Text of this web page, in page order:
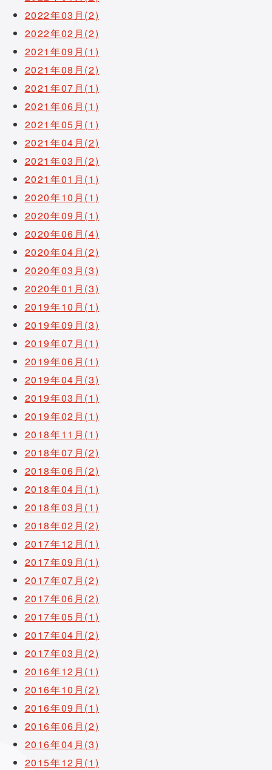
2022年03月(2)
2022年02月(2)
2021年09月(1)
2021年08月(2)
2021年07月(1)
2021年06月(1)
2021年05月(1)
2021年04月(2)
2021年03月(2)
2021年01月(1)
2020年10月(1)
2020年09月(1)
2020年06月(4)
2020年04月(2)
2020年03月(3)
2020年01月(3)
2019年10月(1)
2019年09月(3)
2019年07月(1)
2019年06月(1)
2019年04月(3)
2019年03月(1)
2019年02月(1)
2018年11月(1)
2018年07月(2)
2018年06月(2)
2018年04月(1)
2018年03月(1)
2018年02月(2)
2017年12月(1)
2017年09月(1)
2017年07月(2)
2017年06月(2)
2017年05月(1)
2017年04月(2)
2017年03月(2)
2016年12月(1)
2016年10月(2)
2016年09月(1)
2016年06月(2)
2016年04月(3)
2015年12月(1)